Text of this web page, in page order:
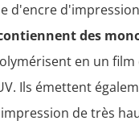
d'encre
des
en un
Ils émettent
de très